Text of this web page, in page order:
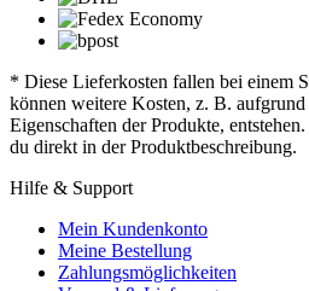
* Diese Lieferkosten fallen bei einem
können weitere Kosten, z. B.
Eigenschaften der Produkte,
du direkt in der Produktbeschreibung.
Hilfe & Support
Mein Kundenkonto
Meine Bestellung
Zahlungsmöglichkeiten